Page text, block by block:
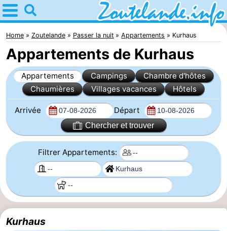
Home
Zoutelande
Astuces
Avec
les
enfants
Webcam
Webcam
Langstraat
Webcam
la
nuit
Appartements
-
Home Zoutelande Passer la nuit Appartements Kurhaus
Appartements de Kurhaus
Appartements Campings
Chambre d'hôtes
Chaumières
Villages vacances Hôtels
Arrivée Départ
Chercher et trouver
Filtrer Appartements:
Kurhaus